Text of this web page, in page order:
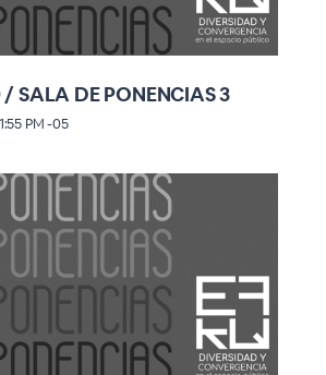
SALA DE PONENCIAS 3
PM -05